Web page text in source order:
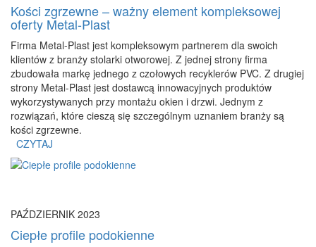
Kości zgrzewne – ważny element kompleksowej
oferty Metal-Plast
Firma Metal-Plast jest kompleksowym partnerem dla swoich
klientów z branży stolarki otworowej. Z jednej strony firma
zbudowała markę jednego z czołowych recyklerów PVC. Z drugiej
strony Metal-Plast jest dostawcą innowacyjnych produktów
wykorzystywanych przy montażu okien i drzwi. Jednym z
rozwiązań, które cieszą się szczególnym uznaniem branży są
kości zgrzewne.
CZYTAJ
PAŹDZIERNIK 2023
Ciepłe profile podokienne